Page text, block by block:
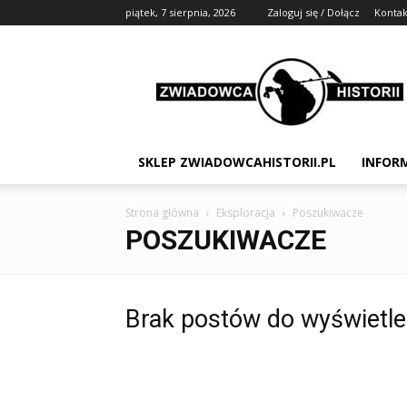
piątek, 7 sierpnia, 2026 Zaloguj się / Dołącz
Zwiadowca
Historii
SKLEP ZWIADOWCAHISTORII.PL
Strona główna Eksploracja Poszukiwacze
POSZUKIWACZE
Brak postów do